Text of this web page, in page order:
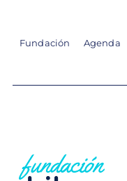
content
Fundación Agenda